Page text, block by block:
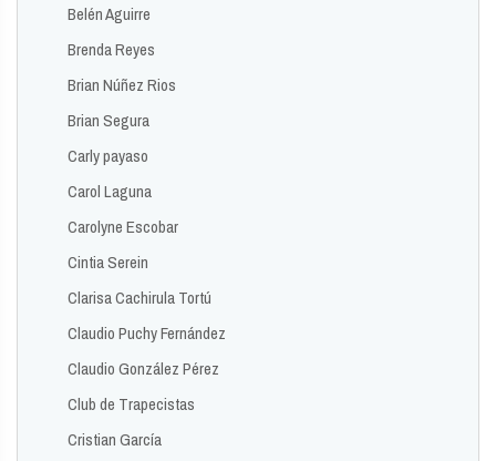
Belén Aguirre
Brenda Reyes
Brian Núñez Rios
Brian Segura
Carly payaso
Carol Laguna
Carolyne Escobar
Cintia Serein
Clarisa Cachirula Tortú
Claudio Puchy Fernández
Claudio González Pérez
Club de Trapecistas
Cristian García